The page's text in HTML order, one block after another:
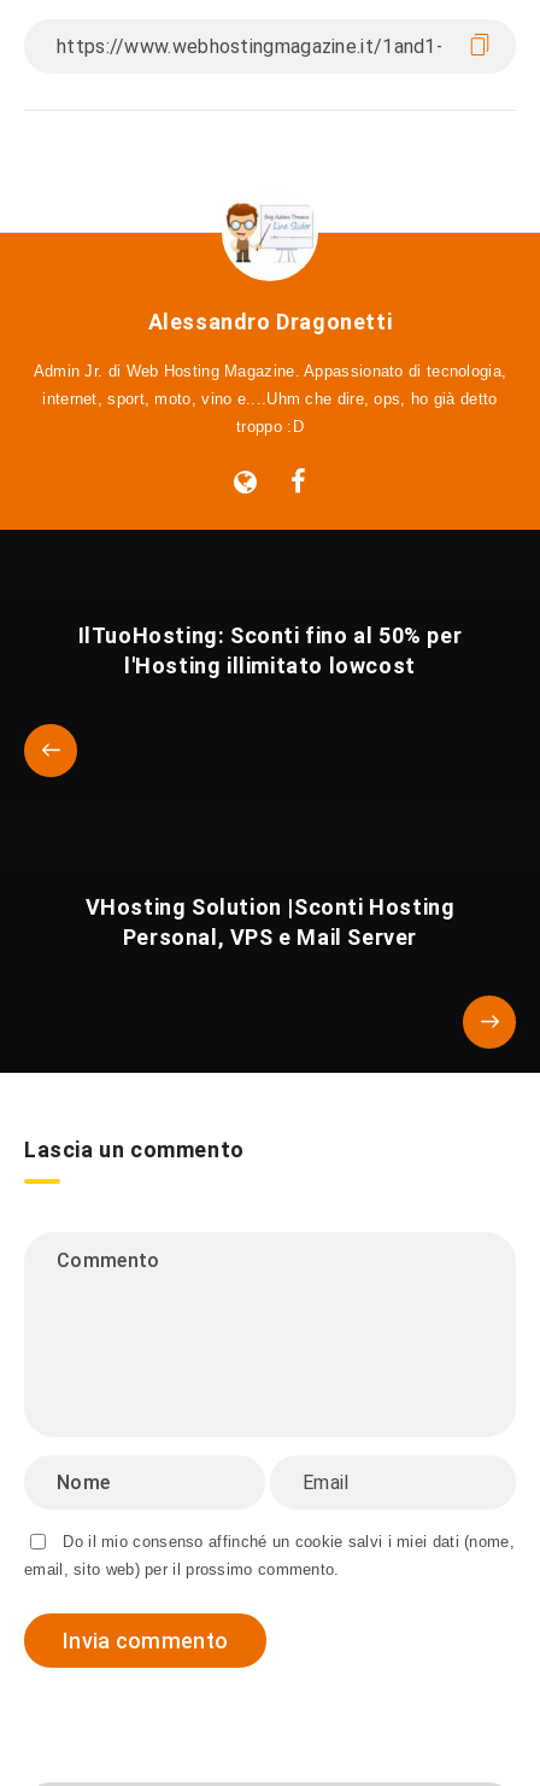
Alessandro Dragonetti
Admin Jr. di Web Hosting Magazine. Appassionato di tecnologia,
internet, sport, moto, vino e....Uhm che dire, ops, ho già detto
troppo :D
IlTuoHosting: Sconti fino al 50% per
l'Hosting illimitato lowcost
VHosting Solution |Sconti Hosting
Personal, VPS e Mail Server
Lascia un commento
Do il mio consenso affinché un cookie salvi i miei dati (nome,
email, sito web) per il prossimo commento.